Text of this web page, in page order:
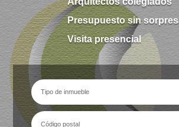
Presupuesto sin
Visita presencial